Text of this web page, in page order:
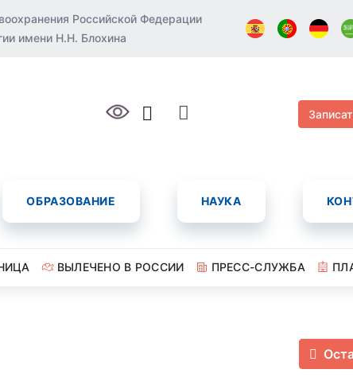
Российской Федерации
имени Н.Н. Блохина
ОБРАЗОВАНИЕ НАУКА
ВЫЛЕЧЕНО В РОССИИ ПРЕСС-СЛУЖБА